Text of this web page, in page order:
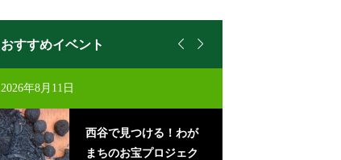
おすすめイベント  
2026年8月11日
西谷で見つける！わが
まちのお宝プロジェク